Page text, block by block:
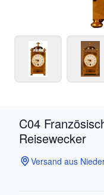
C04
Reisewecker
Versand aus